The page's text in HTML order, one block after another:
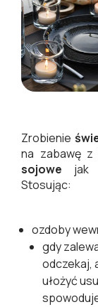
Zrobienie
na zabawę z
sojowe jak
Stosując:
ozdoby
gdy
odczekaj,
ułożyć